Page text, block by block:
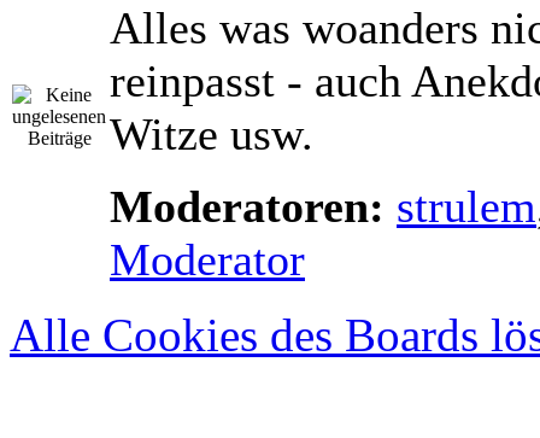
Alles was woanders
reinpasst - auch
Witze usw.
Moderatoren: strulem
Moderator
Alle Cookies des Boards